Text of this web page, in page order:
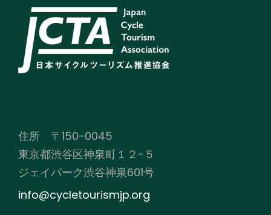
住所 〒150-0045
東京都渋谷区神泉町１２−５
ジェイパーク渋谷神泉601号
info@cycletourismjp.org